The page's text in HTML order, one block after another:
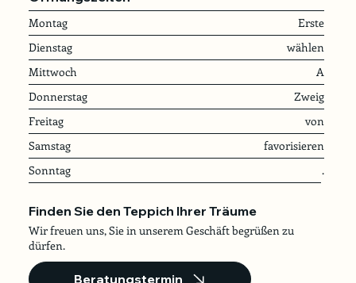
Montag
Erste
Dienstag
wählen
Mittwoch
A
Donnerstag
Zweig
Freitag
von
Samstag
favorisieren
Sonntag
.
Finden Sie den Teppich Ihrer Träume
Wir freuen uns, Sie in unserem Geschäft begrüßen zu
dürfen.
Beratungstermin